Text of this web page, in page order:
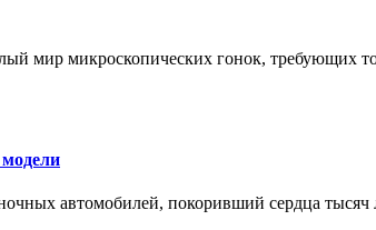
мир микроскопических гонок, требующих
автомобилей, покоривший сердца тысяч